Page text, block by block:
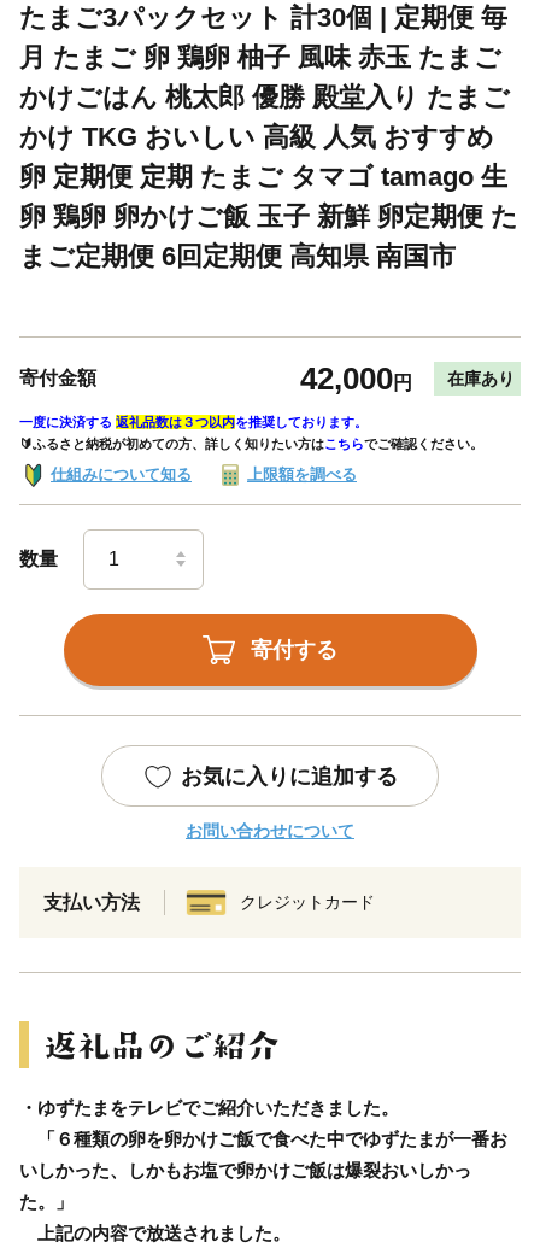
たまご3パックセット 計30個 | 定期便 毎
月 たまご 卵 鶏卵 柚子 風味 赤玉 たまご
かけごはん 桃太郎 優勝 殿堂入り たまご
かけ TKG おいしい 高級 人気 おすすめ
卵 定期便 定期 たまご タマゴ tamago 生
卵 鶏卵 卵かけご飯 玉子 新鮮 卵定期便 た
まご定期便 6回定期便 高知県 南国市
寄付金額 42,000円 在庫あり
一度に決済する 返礼品数は３つ以内を推奨しております。
🔰ふるさと納税が初めての方、詳しく知りたい方はこちらでご確認ください。
仕組みについて知る 上限額を調べる
数量
寄付する
お気に入りに追加する
お問い合わせについて
支払い方法 クレジットカード
・ゆずたまをテレビでご紹介いただきました。
「６種類の卵を卵かけご飯で食べた中でゆずたまが一番お
いしかった、しかもお塩で卵かけご飯は爆裂おいしかっ
た。」
上記の内容で放送されました。